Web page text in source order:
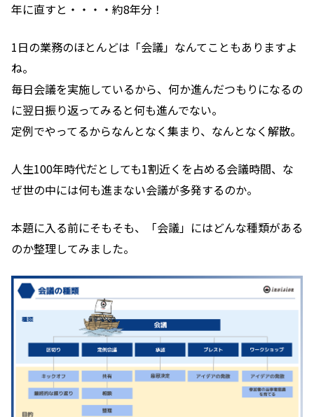
年に直すと・・・・約8年分！
1日の業務のほとんどは「会議」なんてこともありますよ
ね。
毎日会議を実施しているから、何か進んだつもりになるの
に翌日振り返ってみると何も進んでない。
定例でやってるからなんとなく集まり、なんとなく解散。
人生100年時代だとしても1割近くを占める会議時間、な
ぜ世の中には何も進まない会議が多発するのか。
本題に入る前にそもそも、「会議」にはどんな種類がある
のか整理してみました。